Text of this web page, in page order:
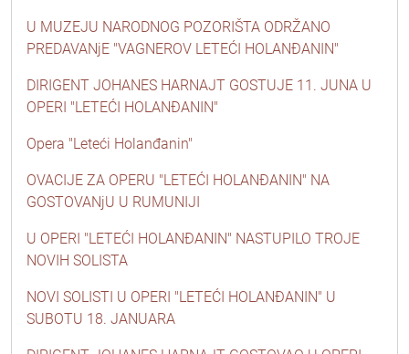
U MUZEJU NARODNOG POZORIŠTA ODRŽANO
PREDAVANjE "VAGNEROV LETEĆI HOLANĐANIN"
DIRIGENT JOHANES HARNAJT GOSTUJE 11. JUNA U
OPERI "LETEĆI HOLANĐANIN"
Opera "Leteći Holanđanin"
OVACIJE ZA OPERU "LETEĆI HOLANĐANIN" NA
GOSTOVANjU U RUMUNIJI
U OPERI "LETEĆI HOLANĐANIN" NASTUPILO TROJE
NOVIH SOLISTA
NOVI SOLISTI U OPERI "LETEĆI HOLANĐANIN" U
SUBOTU 18. JANUARA